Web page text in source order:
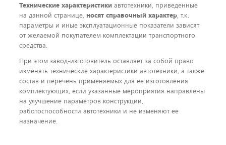
Технические характеристики автотехники, приведенные
на данной странице, носят справочный характер, т.к.
параметры и иные эксплуатационные показатели зависят
от желаемой покупателем комплектации транспортного
средства.
При этом завод-изготовитель оставляет за собой право
изменять технические характеристики автотехники, а также
состав и перечень применяемых для ее изготовления
комплектующих, если указанные мероприятия направлены
на улучшение параметров конструкции,
работоспособности автотехники и не изменяют ее
назначение.